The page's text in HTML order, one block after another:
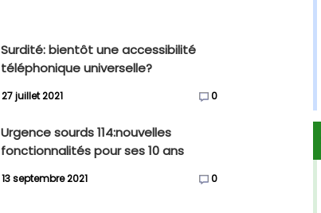
Surdité: bientôt une accessibilité
téléphonique universelle?
27 juillet 2021 0
Urgence sourds 114:nouvelles
fonctionnalités pour ses 10 ans
13 septembre 2021 0